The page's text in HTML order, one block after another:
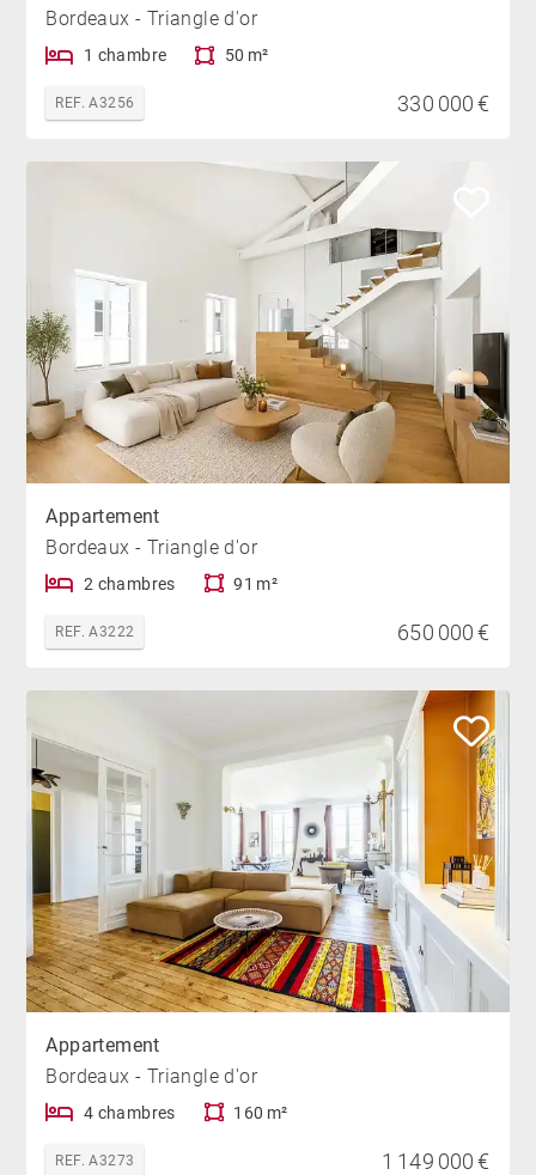
Bordeaux - Triangle d'or
1 chambre 50 m²
REF. A3256 330 000 €
Appartement
Bordeaux - Triangle d'or
2 chambres 91 m²
REF. A3222 650 000 €
Appartement
Bordeaux - Triangle d'or
4 chambres 160 m²
REF. A3273 1 149 000 €